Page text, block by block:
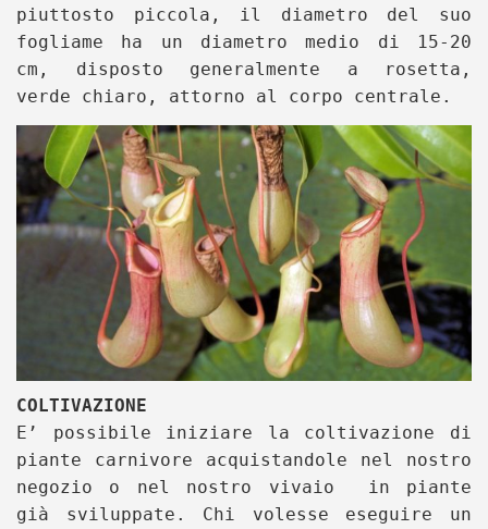
piuttosto piccola, il diametro del suo
fogliame ha un diametro medio di 15-20
cm, disposto generalmente a rosetta,
verde chiaro, attorno al corpo centrale.
COLTIVAZIONE
E’ possibile iniziare la coltivazione di
piante carnivore acquistandole nel nostro
negozio o nel nostro vivaio in piante
già sviluppate. Chi volesse eseguire un